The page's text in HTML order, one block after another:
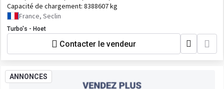
Capacité de chargement: 8388607 kg
France, Seclin
Turbo's - Hoet
Contacter le vendeur
ANNONCES